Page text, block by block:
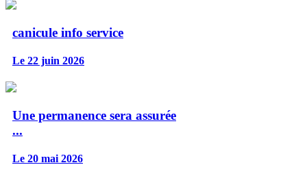
canicule info service
Le 22 juin 2026
Une permanence sera assurée
...
Le 20 mai 2026